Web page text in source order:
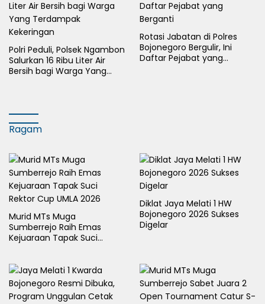
Polri Peduli, Polsek Ngambon
Salurkan 16 Ribu Liter Air
Bersih bagi Warga Yang
Rotasi Jabatan di Polres
Bojonegoro Bergulir, Ini
Daftar Pejabat yang
Ragam
Murid MTs Muga
Sumberrejo Raih Emas
Kejuaraan Tapak Suci
Diklat Jaya Melati 1 HW
Bojonegoro 2026 Sukses
Digelar